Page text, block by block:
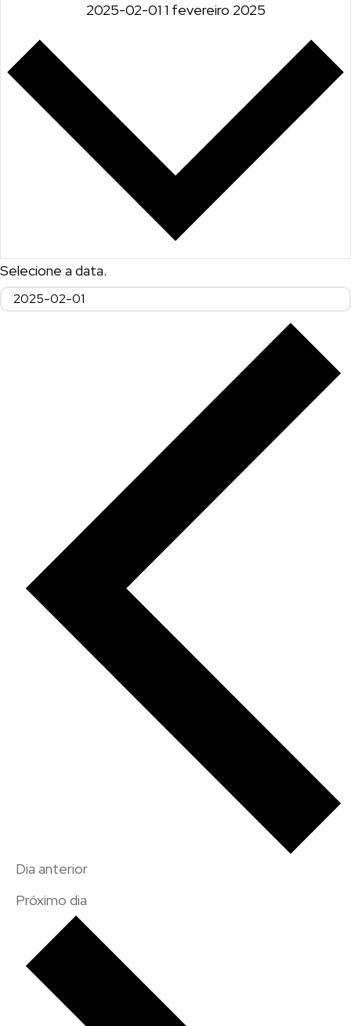
2025-02-01 1 fevereiro 2025
Selecione a data.
Dia anterior
Próximo dia